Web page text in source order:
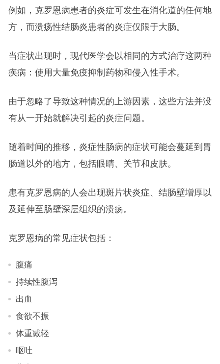
例如，克罗恩病患者的炎症可发生在消化道的任何地
方，而溃疡性结肠炎患者的炎症仅限于大肠。
当症状出现时，现代医学会以相同的方式治疗这两种
疾病：使用大量免疫抑制药物和侵入性手术。
由于忽略了导致这种情况的上游因素，这些方法并没
有从一开始就解决引起的炎症问题。
随着时间的推移，炎症性肠病的症状可能会蔓延到胃
肠道以外的地方，包括眼睛、关节和皮肤。
患有克罗恩病的人会出现斑片状炎症、结肠壁增厚以
及延伸至肠壁深层组织的溃疡。
克罗恩病的常见症状包括：
腹痛
持续性腹泻
出血
食欲不振
体重减轻
呕吐